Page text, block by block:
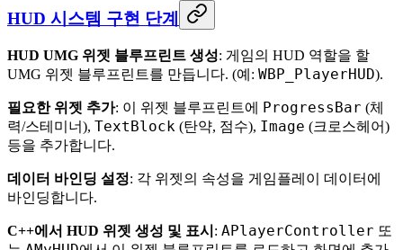
HUD 시스템 구현 단계
HUD UMG 위젯 블루프린트 생성: 게임의 HUD 역할을 할
UMG 위젯 블루프린트를 만듭니다. (예: WBP_PlayerHUD).
필요한 위젯 추가: 이 위젯 블루프린트에 ProgressBar (체
력/스테미너), TextBlock (탄약, 점수), Image (크로스헤어)
등을 추가합니다.
데이터 바인딩 설정: 각 위젯의 속성을 게임플레이 데이터에
바인딩합니다.
C++에서 HUD 위젯 생성 및 표시 : APlayerController 또